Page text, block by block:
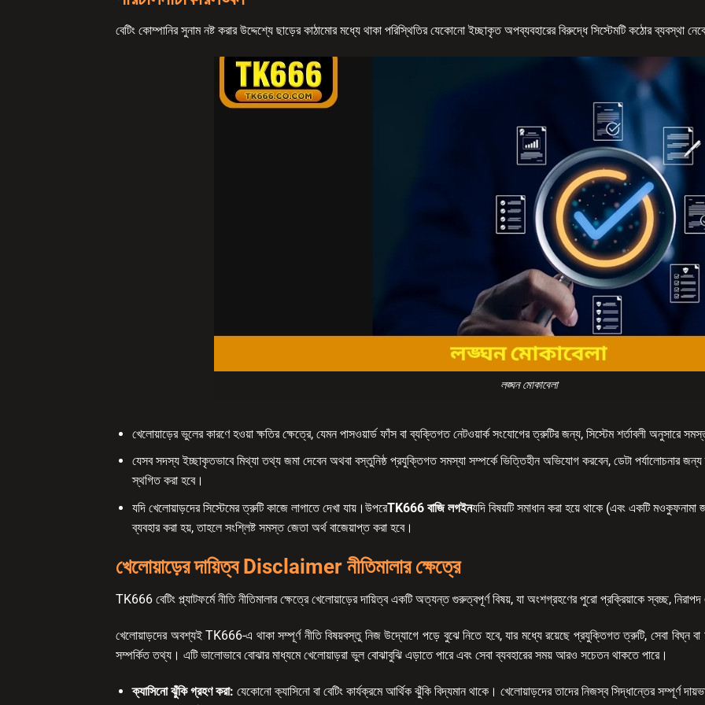
বেটিং কোম্পানির সুনাম নষ্ট করার উদ্দেশ্যে ছাড়ের কাঠামোর মধ্যে থাকা পরিস্থিতির যেকোনো ইচ্ছাকৃত অপব্যবহারের বিরুদ্ধে সিস্টেমটি কঠোর ব্যবস্থা
লঙ্ঘন মোকাবেলা
খেলোয়াড়ের ভুলের কারণে হওয়া ক্ষতির ক্ষেত্রে, যেমন পাসওয়ার্ড ফাঁস বা ব্যক্তিগত নেটওয়ার্ক সংযোগের ত্রুটির জন্য, সিস্টেম শর্তাবলী অনুসারে
যেসব সদস্য ইচ্ছাকৃতভাবে মিথ্যা তথ্য জমা দেবেন অথবা বস্তুনিষ্ঠ প্রযুক্তিগত সমস্যা সম্পর্কে ভিত্তিহীন অভিযোগ করবেন, ডেটা পর্যালোচনার জন্য
স্থগিত করা হবে।
যদি খেলোয়াড়দের সিস্টেমের ত্রুটি কাজে লাগাতে দেখা যায়।উপরেTK666 বাজি লগইনযদি বিষয়টি সমাধান করা হয়ে থাকে (এবং একটি
ব্যবহার করা হয়, তাহলে সংশ্লিষ্ট সমস্ত জেতা অর্থ বাজেয়াপ্ত করা হবে।
খেলোয়াড়ের দায়িত্ব Disclaimer নীতিমালার ক্ষেত্রে
TK666 বেটিং প্ল্যাটফর্মে নীতি নীতিমালার ক্ষেত্রে খেলোয়াড়ের দায়িত্ব একটি অত্যন্ত গুরুত্বপূর্ণ বিষয়, যা অংশগ্রহণের পুরো প্রক্রিয়াকে স্বচ্ছ,
খেলোয়াড়দের অবশ্যই TK666-এ থাকা সম্পূর্ণ নীতি বিষয়বস্তু নিজ উদ্যোগে পড়ে বুঝে নিতে হবে, যার মধ্যে রয়েছে প্রযুক্তিগত ত্রুটি, সেবা বিঘ্ন বা
সম্পর্কিত তথ্য। এটি ভালোভাবে বোঝার মাধ্যমে খেলোয়াড়রা ভুল বোঝাবুঝি এড়াতে পারে এবং সেবা ব্যবহারের সময় আরও সচেতন থাকতে পারে।
ক্যাসিনো ঝুঁকি গ্রহণ করা: যেকোনো ক্যাসিনো বা বেটিং কার্যক্রমে আর্থিক ঝুঁকি বিদ্যমান থাকে। খেলোয়াড়দের তাদের নিজস্ব সিদ্ধান্তের সম্পূর্ণ